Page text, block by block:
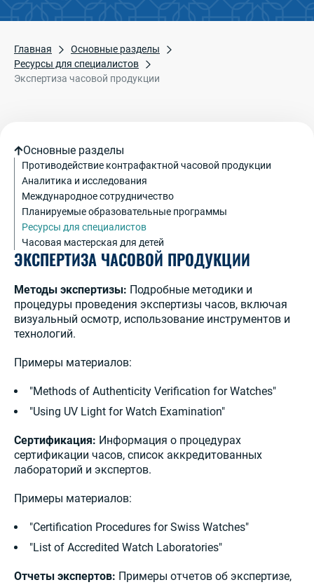
Главная
Основные разделы
Ресурсы для специалистов
Экспертиза часовой продукции
Основные разделы
Противодействие контрафактной часовой продукции
Аналитика и исследования
Международное сотрудничество
Планируемые образовательные программы
Ресурсы для специалистов
Часовая мастерская для детей
ЭКСПЕРТИЗА ЧАСОВОЙ ПРОДУКЦИИ
Методы экспертизы: Подробные методики и
процедуры проведения экспертизы часов, включая
визуальный осмотр, использование инструментов и
технологий.
Примеры материалов:
"Methods of Authenticity Verification for Watches"
"Using UV Light for Watch Examination"
Сертификация: Информация о процедурах
сертификации часов, список аккредитованных
лабораторий и экспертов.
Примеры материалов:
"Certification Procedures for Swiss Watches"
"List of Accredited Watch Laboratories"
Отчеты экспертов: Примеры отчетов об экспертизе,